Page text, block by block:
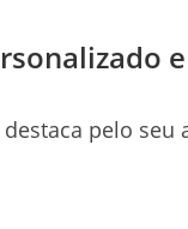
destaca pelo